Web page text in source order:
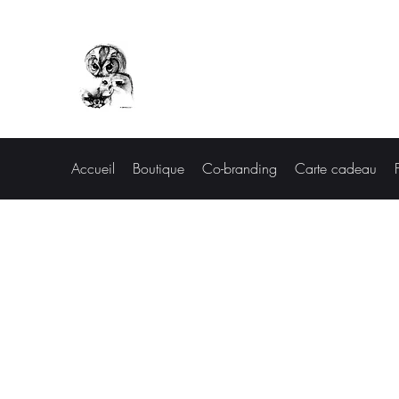
Accueil Boutique Co-branding Carte cadeau